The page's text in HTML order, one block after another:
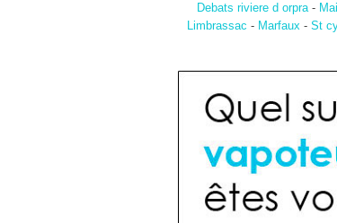
Debats riviere d orpra-
Limbrassac - Marfaux- St